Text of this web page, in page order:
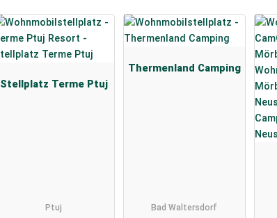
Stellplatz Terme Ptuj
Ptuj
Thermenland Camping
Bad Waltersdorf